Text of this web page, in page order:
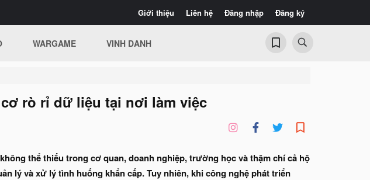
Giới thiệu Liên hệ Đăng nhập Đăng ký
WARGAME VINH DANH
rò rỉ dữ liệu tại nơi làm việc
thể thiếu trong cơ quan, doanh nghiệp, trường học và thậm chí cả hộ
lý và xử lý tình huống khẩn cấp. Tuy nhiên, khi công nghệ phát triển